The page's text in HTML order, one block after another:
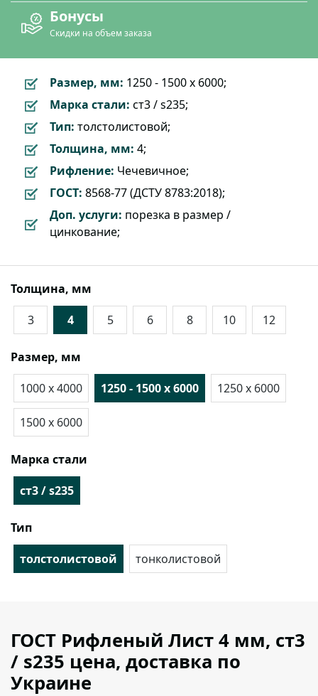
Бонусы
Скидки на объем заказа
Размер, мм: 1250 - 1500 х 6000;
Марка стали: cт3 / s235;
Тип: толстолистовой;
Толщина, мм: 4;
Рифление: Чечевичное;
ГОСТ: 8568-77 (ДСТУ 8783:2018);
Доп. услуги: порезка в размер /
цинкование;
Толщина, мм
3
4 5 6 8 10 12
Размер, мм
1000 х 4000
1250 - 1500 х 6000 1250 х 6000
1500 х 6000
Марка стали
cт3 / s235
Тип
толстолистовой
тонколистовой
ГОСТ Рифленый Лист 4 мм, cт3
/ s235 цена, доставка по
Украине